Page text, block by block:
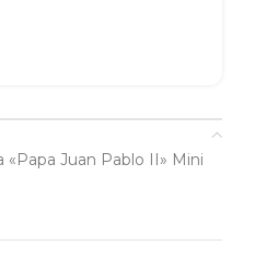
«Papa Juan Pablo II» Mini